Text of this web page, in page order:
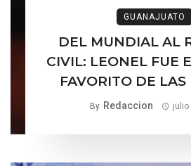
GUANAJUATO
DEL MUNDIAL AL
CIVIL: LEONEL FUE
FAVORITO DE
By Redaccion julio